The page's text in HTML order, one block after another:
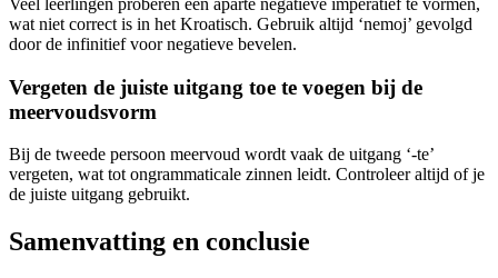
Veel leerlingen proberen een aparte negatieve imperatief te vormen,
wat niet correct is in het Kroatisch. Gebruik altijd ‘nemoj’ gevolgd
door de infinitief voor negatieve bevelen.
Vergeten de juiste uitgang toe te voegen bij de
meervoudsvorm
Bij de tweede persoon meervoud wordt vaak de uitgang ‘-te’
vergeten, wat tot ongrammaticale zinnen leidt. Controleer altijd of je
de juiste uitgang gebruikt.
Samenvatting en conclusie